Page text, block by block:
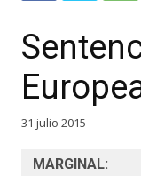
31 julio 2015
MARGINAL: